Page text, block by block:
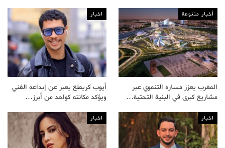
أخبار متنوعة
المغرب يعزز مساره التنموي عبر
مشاريع كبرى في البنية التحتية…
اخبار
أيوب كريطع يعبر عن إبداعه الفني
ويؤكد مكانته كواحد من أبرز…
اخبار اخبار